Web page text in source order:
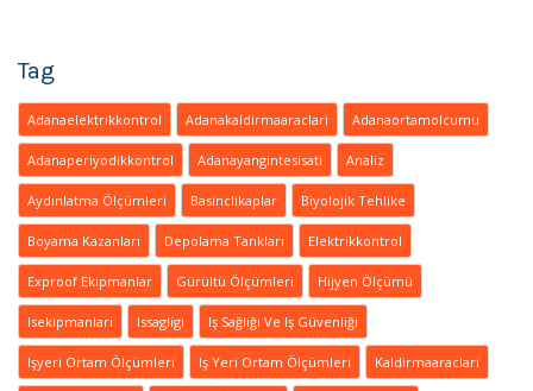
Tag
Adanaelektrikkontrol Adanakaldirmaaraclari Adanaortamolcumu
Adanaperiyodikkontrol Adanayangintesisati Analiz
Aydınlatma Ölçümleri Basinclikaplar Biyolojik Tehlike
Boyama Kazanları Depolama Tankları Elektrikkontrol
Exproof Ekipmanlar Gürültü Ölçümleri Hijyen Ölçümü
Isekipmanlari Issagligi Iş Sağlığı Ve Iş Güvenliği
Işyeri Ortam Ölçümleri Iş Yeri Ortam Ölçümleri Kaldirmaaraclari